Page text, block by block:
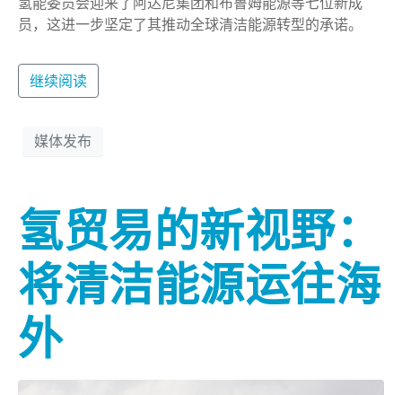
员，这进一步坚定了其推动全球清洁能源转型的承诺。
继续阅读
媒体发布
氢贸易的新视野：
将清洁能源运往海
外